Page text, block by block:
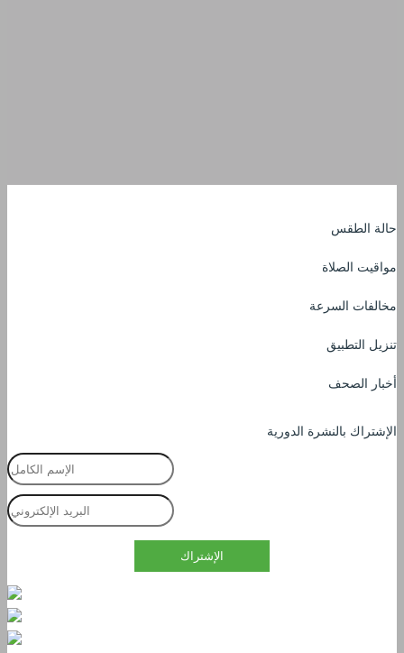
حالة الطقس
مواقيت الصلاة
مخالفات السرعة
تنزيل التطبيق
أخبار الصحف
الإشتراك بالنشرة الدورية